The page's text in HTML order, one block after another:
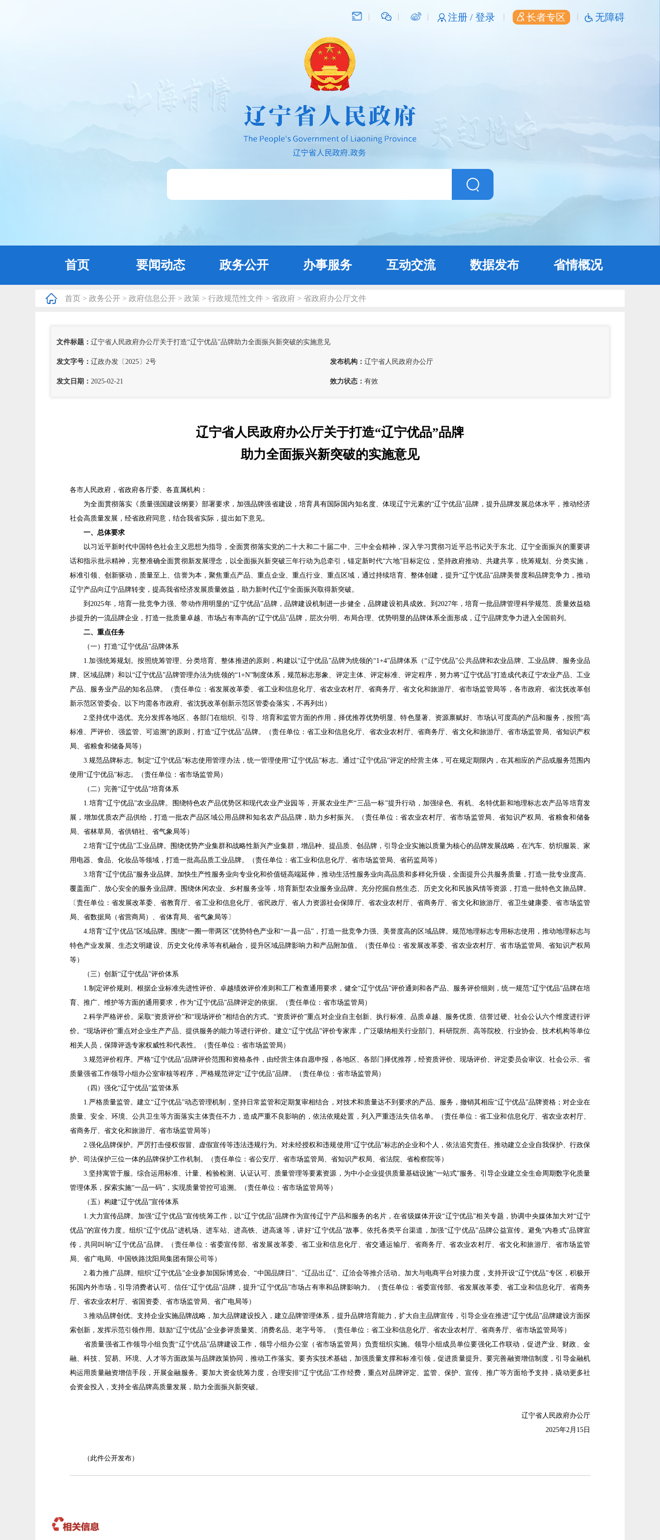
注册 / 登录 长者专区 无障碍
首页 要闻动态 政务公开 办事服务 互动交流 数据发布 省情概况
首页 > 政务公开 > 政府信息公开 > 政策 > 行政规范性文件 > 省政府 > 省政府办公厅文件
文件标题：辽宁省人民政府办公厅关于打造“辽宁优品”品牌助力全面振兴新突破的实施意见
发文字号：辽政办发〔2025〕2号 发布机构： 辽宁省人民政府办公厅
发文日期： 2025-02-21 效力状态： 有效
辽宁省人民政府办公厅关于打造“辽宁优品”品牌
助力全面振兴新突破的实施意见
各市人民政府，省政府各厅委、各直属机构：
为全面贯彻落实《质量强国建设纲要》部署要求，加强品牌强省建设，培育具有国际国内知名度、体现辽宁元素的“辽宁优品”品牌，提升品牌发展总体水平，推动经济
社会高质量发展，经省政府同意，结合我省实际，提出如下意见。
一、总体要求
以习近平新时代中国特色社会主义思想为指导，全面贯彻落实党的二十大和二十届二中、三中全会精神，深入学习贯彻习近平总书记关于东北、辽宁全面振兴的重要讲
话和指示批示精神，完整准确全面贯彻新发展理念，以全面振兴新突破三年行动为总牵引，锚定新时代“六地”目标定位，坚持政府推动、共建共享，统筹规划、分类实施，
标准引领、创新驱动，质量至上、信誉为本，聚焦重点产品、重点企业、重点行业、重点区域，通过持续培育、整体创建，提升“辽宁优品”品牌美誉度和品牌竞争力，推动
辽宁产品向辽宁品牌转变，提高我省经济发展质量效益，助力新时代辽宁全面振兴取得新突破。
到2025年，培育一批竞争力强、带动作用明显的“辽宁优品”品牌，品牌建设机制进一步健全，品牌建设初具成效。到2027年，培育一批品牌管理科学规范、质量效益稳
步提升的一流品牌企业，打造一批质量卓越、市场占有率高的“辽宁优品”品牌，层次分明、布局合理、优势明显的品牌体系全面形成，辽宁品牌竞争力进入全国前列。
二、重点任务
（一）打造“辽宁优品”品牌体系
1.加强统筹规划。按照统筹管理、分类培育、整体推进的原则，构建以“辽宁优品”品牌为统领的“1+4”品牌体系（“辽宁优品”公共品牌和农业品牌、工业品牌、服务业品
牌、区域品牌）和以“辽宁优品”品牌管理办法为统领的“1+N”制度体系，规范标志形象、评定主体、评定标准、评定程序，努力将“辽宁优品”打造成代表辽宁农业产品、工业
产品、服务业产品的知名品牌。（责任单位：省发展改革委、省工业和信息化厅、省农业农村厅、省商务厅、省文化和旅游厅、省市场监管局等，各市政府、省沈抚改革创
新示范区管委会。以下均需各市政府、省沈抚改革创新示范区管委会落实，不再列出）
2.坚持优中选优。充分发挥各地区、各部门在组织、引导、培育和监管方面的作用，择优推荐优势明显、特色显著、资源禀赋好、市场认可度高的产品和服务，按照“高
标准、严评价、强监管、可追溯”的原则，打造“辽宁优品”品牌。（责任单位：省工业和信息化厅、省农业农村厅、省商务厅、省文化和旅游厅、省市场监管局、省知识产权
局、省粮食和储备局等）
3.规范品牌标志。制定“辽宁优品”标志使用管理办法，统一管理使用“辽宁优品”标志。通过“辽宁优品”评定的经营主体，可在规定期限内，在其相应的产品或服务范围内
使用“辽宁优品”标志。（责任单位：省市场监管局）
（二）完善“辽宁优品”培育体系
1.培育“辽宁优品”农业品牌。围绕特色农产品优势区和现代农业产业园等，开展农业生产“三品一标”提升行动，加强绿色、有机、名特优新和地理标志农产品等培育发
展，增加优质农产品供给，打造一批农产品区域公用品牌和知名农产品品牌，助力乡村振兴。（责任单位：省农业农村厅、省市场监管局、省知识产权局、省粮食和储备
局、省林草局、省供销社、省气象局等）
2.培育“辽宁优品”工业品牌。围绕优势产业集群和战略性新兴产业集群，增品种、提品质、创品牌，引导企业实施以质量为核心的品牌发展战略，在汽车、纺织服装、家
用电器、食品、化妆品等领域，打造一批高品质工业品牌。（责任单位：省工业和信息化厅、省市场监管局、省药监局等）
3.培育“辽宁优品”服务业品牌。加快生产性服务业向专业化和价值链高端延伸，推动生活性服务业向高品质和多样化升级，全面提升公共服务质量，打造一批专业度高、
覆盖面广、放心安全的服务业品牌。围绕休闲农业、乡村服务业等，培育新型农业服务业品牌。充分挖掘自然生态、历史文化和民族风情等资源，打造一批特色文旅品牌。
〔责任单位：省发展改革委、省教育厅、省工业和信息化厅、省民政厅、省人力资源社会保障厅、省农业农村厅、省商务厅、省文化和旅游厅、省卫生健康委、省市场监管
局、省数据局（省营商局）、省体育局、省气象局等〕
4.培育“辽宁优品”区域品牌。围绕“一圈一带两区”优势特色产业和“一县一品”，打造一批竞争力强、美誉度高的区域品牌。规范地理标志专用标志使用，推动地理标志与
特色产业发展、生态文明建设、历史文化传承等有机融合，提升区域品牌影响力和产品附加值。（责任单位：省发展改革委、省农业农村厅、省市场监管局、省知识产权局
等）
（三）创新“辽宁优品”评价体系
1.制定评价规则。根据企业标准先进性评价、卓越绩效评价准则和工厂检查通用要求，健全“辽宁优品”评价通则和各产品、服务评价细则，统一规范“辽宁优品”品牌在培
育、推广、维护等方面的通用要求，作为“辽宁优品”品牌评定的依据。（责任单位：省市场监管局）
2.科学严格评价。采取“资质评价”和“现场评价”相结合的方式。“资质评价”重点对企业自主创新、执行标准、品质卓越、服务优质、信誉过硬、社会公认六个维度进行评
价。“现场评价”重点对企业生产产品、提供服务的能力等进行评价。建立“辽宁优品”评价专家库，广泛吸纳相关行业部门、科研院所、高等院校、行业协会、技术机构等单位
相关人员，保障评选专家权威性和代表性。（责任单位：省市场监管局）
3.规范评价程序。严格“辽宁优品”品牌评价范围和资格条件，由经营主体自愿申报，各地区、各部门择优推荐，经资质评价、现场评价、评定委员会审议、社会公示、省
质量强省工作领导小组办公室审核等程序，严格规范评定“辽宁优品”品牌。（责任单位：省市场监管局）
（四）强化“辽宁优品”监管体系
1.严格质量监管。建立“辽宁优品”动态管理机制，坚持日常监管和定期复审相结合，对技术和质量达不到要求的产品、服务，撤销其相应“辽宁优品”品牌资格；对企业在
质量、安全、环境、公共卫生等方面落实主体责任不力，造成严重不良影响的，依法依规处置，列入严重违法失信名单。（责任单位：省工业和信息化厅、省农业农村厅、
省商务厅、省文化和旅游厅、省市场监管局等）
2.强化品牌保护。严厉打击侵权假冒、虚假宣传等违法违规行为。对未经授权和违规使用“辽宁优品”标志的企业和个人，依法追究责任。推动建立企业自我保护、行政保
护、司法保护三位一体的品牌保护工作机制。（责任单位：省公安厅、省市场监管局、省知识产权局、省法院、省检察院等）
3.坚持寓管于服。综合运用标准、计量、检验检测、认证认可、质量管理等要素资源，为中小企业提供质量基础设施“一站式”服务。引导企业建立全生命周期数字化质量
管理体系，探索实施“一品一码”，实现质量管控可追溯。（责任单位：省市场监管局等）
（五）构建“辽宁优品”宣传体系
1.大力宣传品牌。加强“辽宁优品”宣传统筹工作，以“辽宁优品”品牌作为宣传辽宁产品和服务的名片，在省级媒体开设“辽宁优品”相关专题，协调中央媒体加大对“辽宁
优品”的宣传力度。组织“辽宁优品”进机场、进车站、进高铁、进高速等，讲好“辽宁优品”故事。依托各类平台渠道，加强“辽宁优品”品牌公益宣传。避免“内卷式”品牌宣
传，共同叫响“辽宁优品”品牌。（责任单位：省委宣传部、省发展改革委、省工业和信息化厅、省交通运输厅、省商务厅、省农业农村厅、省文化和旅游厅、省市场监管
局、省广电局、中国铁路沈阳局集团有限公司等）
2.着力推广品牌。组织“辽宁优品”企业参加国际博览会、“中国品牌日”、“辽品出辽”、辽洽会等推介活动。加大与电商平台对接力度，支持开设“辽宁优品”专区，积极开
拓国内外市场，引导消费者认可、信任“辽宁优品”品牌，提升“辽宁优品”市场占有率和品牌影响力。（责任单位：省委宣传部、省发展改革委、省工业和信息化厅、省商务
厅、省农业农村厅、省国资委、省市场监管局、省广电局等）
3.推动品牌创优。支持企业实施品牌战略，加大品牌建设投入，建立品牌管理体系，提升品牌培育能力，扩大自主品牌宣传，引导企业在推进“辽宁优品”品牌建设方面探
索创新，发挥示范引领作用。鼓励“辽宁优品”企业参评质量奖、消费名品、老字号等。（责任单位：省工业和信息化厅、省农业农村厅、省商务厅、省市场监管局等）
省质量强省工作领导小组负责“辽宁优品”品牌建设工作，领导小组办公室（省市场监管局）负责组织实施。领导小组成员单位要强化工作联动，促进产业、财政、金
融、科技、贸易、环境、人才等方面政策与品牌政策协同，推动工作落实。要夯实技术基础，加强质量支撑和标准引领，促进质量提升。要完善融资增信制度，引导金融机
构运用质量融资增信手段，开展金融服务。要加大资金统筹力度，合理安排“辽宁优品”工作经费，重点对品牌评定、监管、保护、宣传、推广等方面给予支持，撬动更多社
会资金投入，支持全省品牌高质量发展，助力全面振兴新突破。
辽宁省人民政府办公厅
2025年2月15日
（此件公开发布）